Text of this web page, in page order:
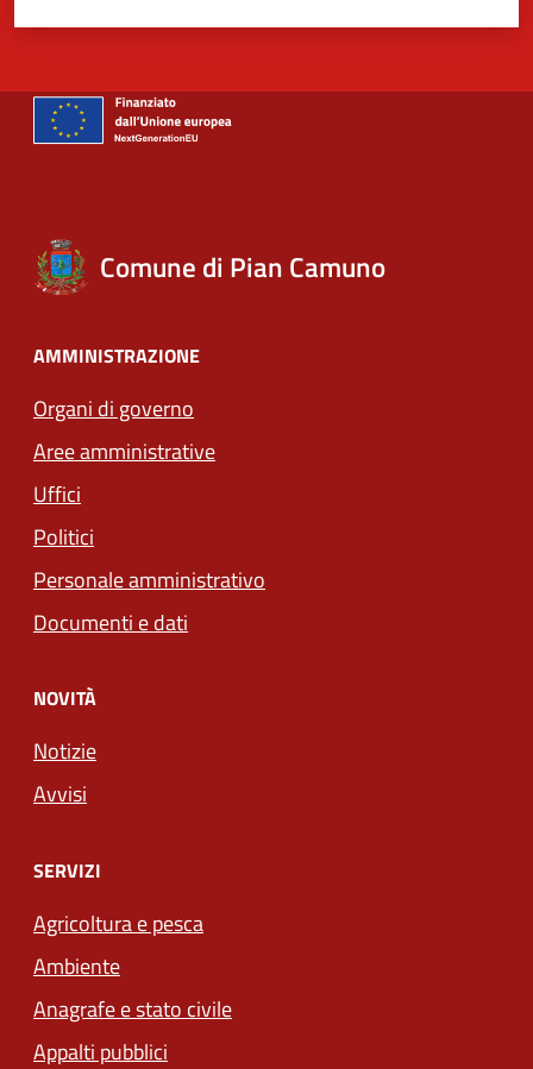
Comune di Pian Camuno
AMMINISTRAZIONE
Organi di governo
Aree amministrative
Uffici
Politici
Personale amministrativo
Documenti e dati
NOVITÀ
Notizie
Avvisi
SERVIZI
Agricoltura e pesca
Ambiente
Anagrafe e stato civile
Appalti pubblici